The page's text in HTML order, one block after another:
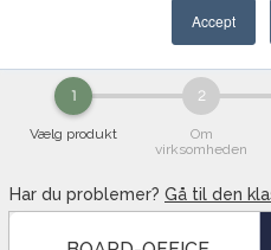
Accept
1
Vælg produkt
2
Om
virksomheden
Har du problemer? Gå til den